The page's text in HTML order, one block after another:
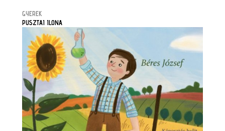
GYEREK
PUSZTAI ILONA